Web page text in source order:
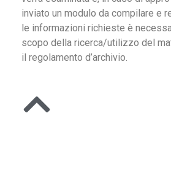
inviato un modulo da compilare e
le informazioni richieste è
scopo della ricerca/utilizzo del
il regolamento d’archivio.